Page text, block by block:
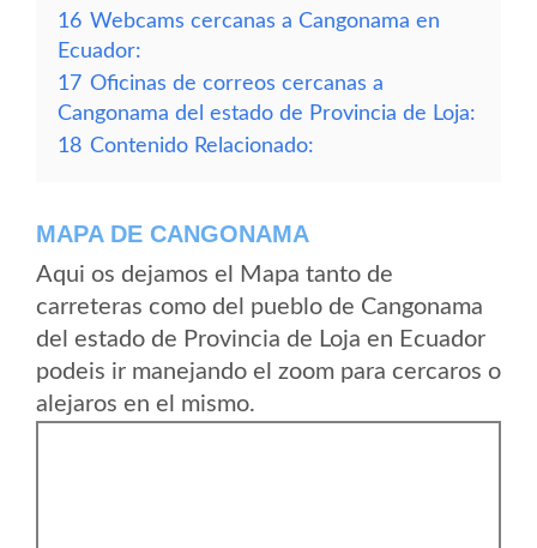
16 Webcams cercanas a Cangonama en
Ecuador:
17 Oficinas de correos cercanas a
Cangonama del estado de Provincia de Loja:
18 Contenido Relacionado:
MAPA DE CANGONAMA
Aqui os dejamos el Mapa tanto de
carreteras como del pueblo de Cangonama
del estado de Provincia de Loja en Ecuador
podeis ir manejando el zoom para cercaros o
alejaros en el mismo.